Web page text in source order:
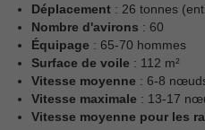
Déplacement : 26 tonnes
Nombre d'avirons : 60
Équipage : 65-70 hommes
Surface de voile : 112 m²
Vitesse moyenne : 6-8
Vitesse maximale : 13-17
Vitesse moyenne pour les